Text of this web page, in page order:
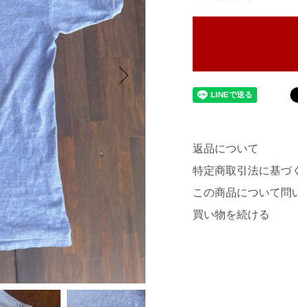
返品について
特定商取引法に基づ
この商品について問
買い物を続ける